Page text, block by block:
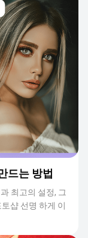
드는 방법
최고의 설정, 그
샵 선명 하게 이